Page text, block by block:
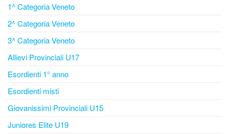
1^ Categoria Veneto
2^ Categoria Veneto
3^ Categoria Veneto
Allievi Provinciali U17
Esordienti 1° anno
Esordienti misti
Giovanissimi Provinciali U15
Juniores Elite U19